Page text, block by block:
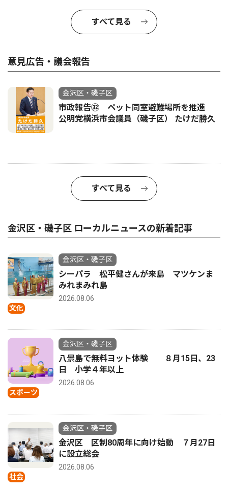
すべて見る
意見広告・議会報告
金沢区・磯子区
市政報告㉜ ペット同室避難場所を推進
公明党横浜市会議員（磯子区） たけだ勝久
すべて見る
金沢区・磯子区 ローカルニュースの新着記事
文化
金沢区・磯子区
シーパラ 松平健さんが来島 マツケンま
みれまみれ島
2026.08.06
スポーツ
金沢区・磯子区
八景島で無料ヨット体験 ８月15日、23
日 小学４年以上
2026.08.06
社会
金沢区・磯子区
金沢区 区制80周年に向け始動 ７月27日
に設立総会
2026.08.06